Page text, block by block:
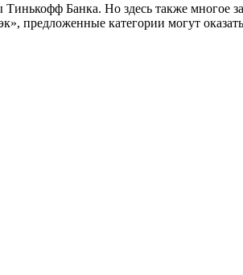
Банка. Но здесь также многое
предложенные категории могут